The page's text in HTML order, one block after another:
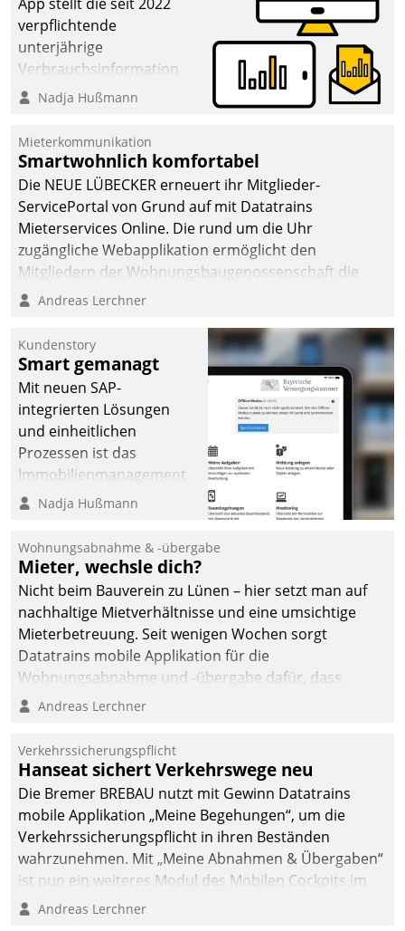
verpflichtende
unterjährige
Verbrauchsinformation
schnell, zuverlässig und
Die monatlichen
Mitteilungen zum
Heizungs- und
Wasserverbrauch gehen
automatisiert, vollständig
und auf Wunsch über
mehrere zuvor
Kommunikationswege bei
Nadja Hußmann
Mieterkommunikation
Smartwohnlich komfortabel
Die NEUE LÜBECKER erneuert ihr Mitglieder-
ServicePortal von Grund auf mit Datatrains
Mieterservices Online. Die rund um die Uhr
zugängliche Webapplikation ermöglicht den
Mitgliedern der Wohnungs­bau­genossenschaft die
Kontaktaufnahme per Smartphone, Tablet oder PC.
Andreas Lerchner
Kundenstory
Smart gemanagt
Mit neuen SAP-
integrierten Lösungen
und einheitlichen
Prozessen ist das
Immobilienmanagement
der Bayerischen
Ressort Kapitalanlage für
künftige Aufgaben und
Herausforderungen
gerüstet.
Nadja Hußmann
Wohnungsabnahme & -übergabe
Mieter, wechsle dich?
Nicht beim Bauverein zu Lünen – hier setzt man auf
nachhaltige Mietverhältnisse und eine umsichtige
Mieterbetreuung. Seit wenigen Wochen sorgt
Datatrains mobile Applikation für die
Wohnungsabnahme und -übergabe dafür, dass
Mieter wohlgeordnet kommen und, so es sein muss,
Andreas Lerchner
Verkehrssicherungspflicht
Hanseat sichert Verkehrswege neu
Die Bremer BREBAU nutzt mit Gewinn Datatrains
mobile Applikation „Meine Begehungen“, um die
Verkehrssicherungspflicht in ihren Beständen
wahrzunehmen. Mit „Meine Abnahmen & Übergaben“
ist nun ein weiteres Modul des Mobilen Cockpits im
Einsatz.
Andreas Lerchner